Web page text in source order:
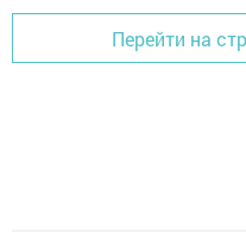
Перейти на